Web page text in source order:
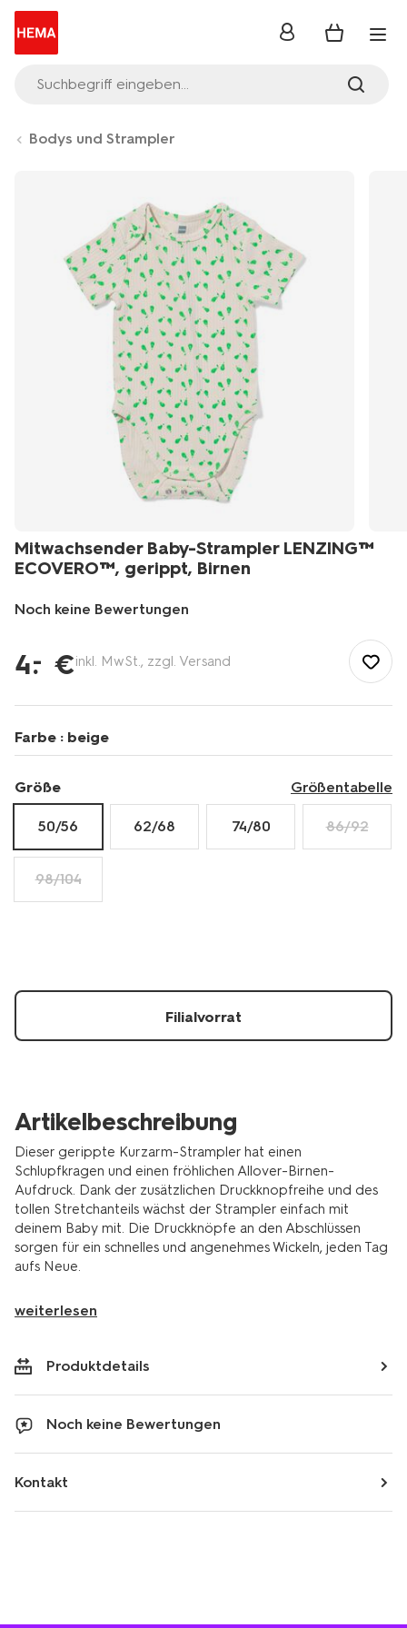
Suchbegriff eingeben...
Anmelden
Bodys und Strampler
Mitwachsender Baby-Strampler LENZING™
ECOVERO™, gerippt, Birnen
Noch keine Bewertungen
de/baby/babykleidung/baby-
bodys-
baby-
strampler-
lenzing%E2%84%A2-
gerippt-
birnen-
33303461.html
4.
– €inkl. MwSt., zzgl. Versand
Farbe : beige
Größe Größentabelle
50/56 62/68 74/80 86/92
98/104
Filialvorrat
Artikelbeschreibung
Dieser gerippte Kurzarm-Strampler hat einen
Schlupfkragen und einen fröhlichen Allover-Birnen-
Aufdruck. Dank der zusätzlichen Druckknopfreihe und des
tollen Stretchanteils wächst der Strampler einfach mit
deinem Baby mit. Die Druckknöpfe an den Abschlüssen
sorgen für ein schnelles und angenehmes Wickeln, jeden Tag
aufs Neue.
weiterlesen
Produktdetails
Noch keine Bewertungen
Kontakt